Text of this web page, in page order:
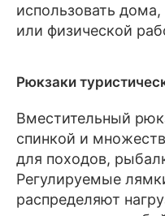
использовать
или физической
Рюкзаки
Вместительный
спинкой и
для походов,
Регулируемые
распределяют